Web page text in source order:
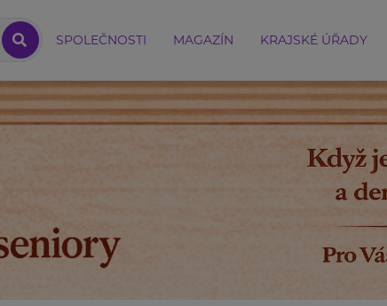
SPOLEČNOSTI MAGAZÍN KRAJSKÉ ÚŘADY